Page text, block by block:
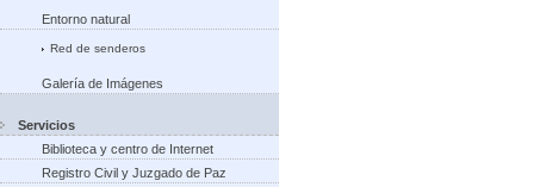
Entorno natural
Red de senderos
Galería de Imágenes
Servicios
Biblioteca y centro de Internet
Registro Civil y Juzgado de Paz